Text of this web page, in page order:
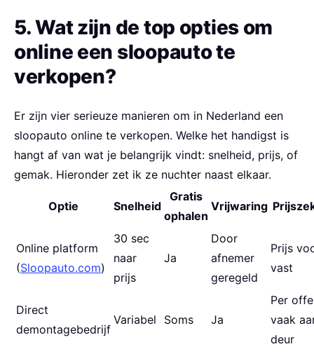
5. Wat zijn de top opties om
online een sloopauto te
verkopen?
Er zijn vier serieuze manieren om in Nederland een
sloopauto online te verkopen. Welke het handigst is
hangt af van wat je belangrijk vindt: snelheid, prijs, of
gemak. Hieronder zet ik ze nuchter naast elkaar.
Optie Snelheid
Gratis
ophalen
Vrijwaring
Online platform
(Sloopauto.com)
30 sec
naar
prijs
Ja
Door
afnemer
geregeld
Prijs
vast
Direct
demontagebedrijf
Variabel Soms Ja
Per
vaak
deur